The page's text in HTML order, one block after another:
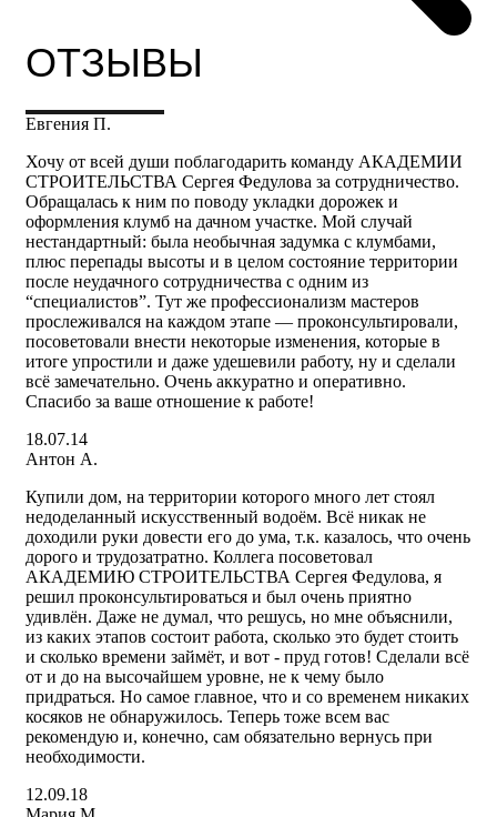
ОТЗЫВЫ
Евгения П.
Хочу от всей души поблагодарить команду АКАДЕМИИ
СТРОИТЕЛЬСТВА Сергея Федулова за сотрудничество.
Обращалась к ним по поводу укладки дорожек и
оформления клумб на дачном участке. Мой случай
нестандартный: была необычная задумка с клумбами,
плюс перепады высоты и в целом состояние территории
после неудачного сотрудничества с одним из
“специалистов”. Тут же профессионализм мастеров
прослеживался на каждом этапе — проконсультировали,
посоветовали внести некоторые изменения, которые в
итоге упростили и даже удешевили работу, ну и сделали
всё замечательно. Очень аккуратно и оперативно.
Спасибо за ваше отношение к работе!
18.07.14
Антон А.
Купили дом, на территории которого много лет стоял
недоделанный искусственный водоём. Всё никак не
доходили руки довести его до ума, т.к. казалось, что очень
дорого и трудозатратно. Коллега посоветовал
АКАДЕМИЮ СТРОИТЕЛЬСТВА Сергея Федулова, я
решил проконсультироваться и был очень приятно
удивлён. Даже не думал, что решусь, но мне объяснили,
из каких этапов состоит работа, сколько это будет стоить
и сколько времени займёт, и вот - пруд готов! Сделали всё
от и до на высочайшем уровне, не к чему было
придраться. Но самое главное, что и со временем никаких
косяков не обнаружилось. Теперь тоже всем вас
рекомендую и, конечно, сам обязательно вернусь при
необходимости.
12.09.18